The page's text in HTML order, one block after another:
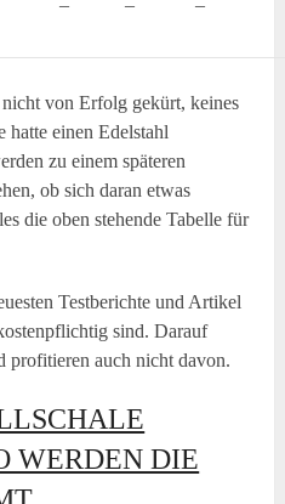
– – –
von Erfolg gekürt, keines
hatte einen Edelstahl
zu einem späteren
ob sich daran etwas
die oben stehende Tabelle für
Testberichte und Artikel
sind. Darauf
profitieren auch nicht davon.
WERDEN DIE